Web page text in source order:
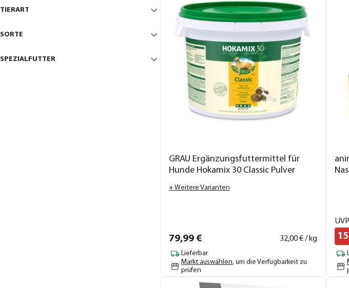
TIERART
SORTE
SPEZIALFUTTER
GRAU Ergänzungsfuttermittel für
Hunde Hokamix 30 Classic Pulver
+ Weitere Varianten
79,99 € 32,00€ / kg
Lieferbar
Markt auswählen, um die Verfügbarkeit zu
prüfen
UVP